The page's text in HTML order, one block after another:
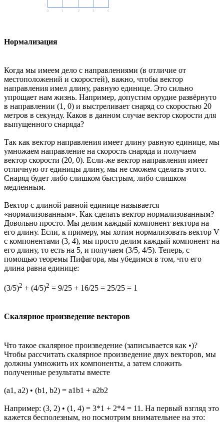
Нормализация
Когда мы имеем дело с направлениями (в отличие от
местоположений и скоростей), важно, чтобы вектор
направления имел длину, равную единице. Это сильно
упрощает нам жизнь. Например, допустим орудие развёрнуто
в направлении (1, 0) и выстреливает снаряд со скоростью 20
метров в секунду. Каков в данном случае вектор скорости для
выпущенного снаряда?
Так как вектор направления имеет длину равную единице, мы
умножаем направление на скорость снаряда и получаем
вектор скорости (20, 0). Если-же вектор направления имеет
отличную от единицы длину, мы не сможем сделать этого.
Снаряд будет либо слишком быстрым, либо слишком
медленным.
Вектор с длиной равной единице называется
«нормализованным». Как сделать вектор нормализованным?
Довольно просто. Мы делим каждый компонент вектора на
его длину. Если, к примеру, мы хотим нормализовать вектор V
с компонентами (3, 4), мы просто делим каждый компонент на
его длину, то есть на 5, и получаем (3/5, 4/5). Теперь, с
помощью теоремы Пифагора, мы убедимся в том, что его
длина равна единице:
(3/5)2 + (4/5)2 = 9/25 + 16/25 = 25/25 = 1
Скалярное произведение векторов
Что такое скалярное произведение (записывается как •)?
Чтобы рассчитать скалярное произведение двух векторов, мы
должны умножить их компоненты, а затем сложить
полученные результаты вместе
(a1, a2) • (b1, b2) = a1b1 + a2b2
Например: (3, 2) • (1, 4) = 3*1 + 2*4 = 11. На первый взгляд это
кажется бесполезным, но посмотрим внимательнее на это: